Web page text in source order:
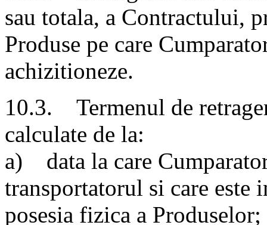
sau totala, a Contractului,
Produse pe care
achizitioneze.
10.3. Termenul de
calculate de la:
a) data la care
transportatorul si care este
posesia fizica a Produselor;